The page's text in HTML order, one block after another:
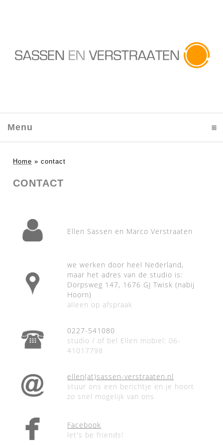
Menu
Home »contact
CONTACT
Ellen Sassen en Marco Verstraaten
we werken door heel Nederland,
maar het adres van de studio is:
Dorpsweg 147, 1676 GJ Twisk (nabij
Hoorn)
alleen op afspraak
0227-541080
studio / of bel Ellen mobiel: 06-
41017798
ellen(at)sassen-verstraaten.nl
stuur ons een berichtje en je hoort
zo snel mogelijk van ons
Facebook
let's be friends!